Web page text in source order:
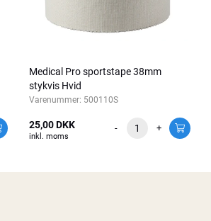
Medical Pro sportstape 38mm
stykvis Hvid
Varenummer: 500110S
25,00 DKK
inkl. moms
- +